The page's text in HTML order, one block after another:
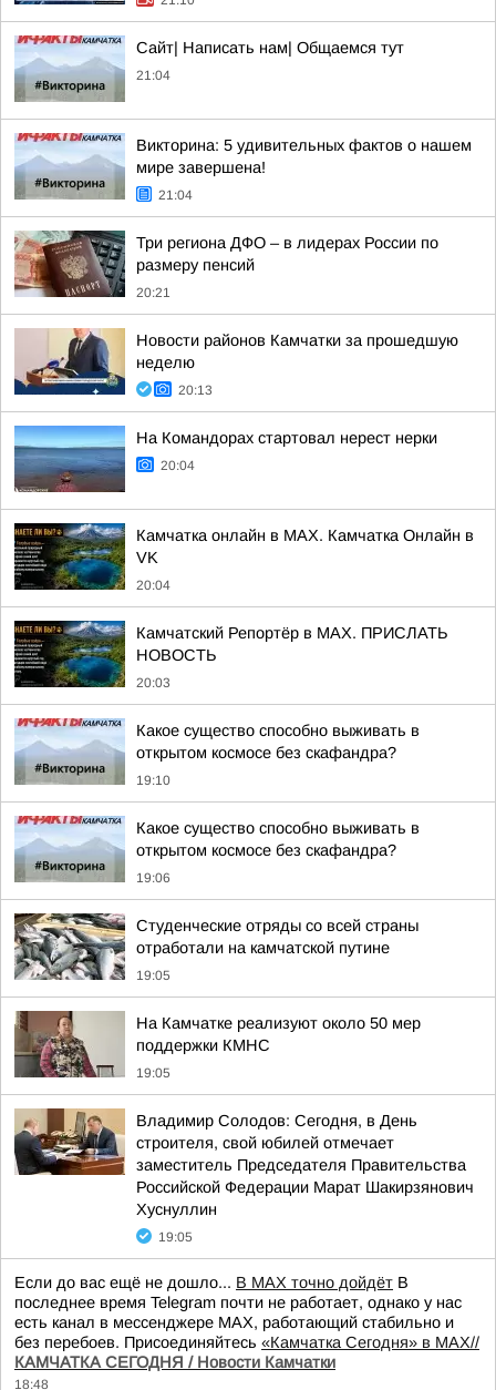
Сайт| Написать нам| Общаемся тут
21:04
Викторина: 5 удивительных фактов о нашем
мире завершена!
21:04
Три региона ДФО – в лидерах России по
размеру пенсий
20:21
Новости районов Камчатки за прошедшую
неделю
20:13
На Командорах стартовал нерест нерки
20:04
Камчатка онлайн в MAX. Камчатка Онлайн в
VK
20:04
Камчатский Репортёр в MAX. ПРИСЛАТЬ
НОВОСТЬ
20:03
Какое существо способно выживать в
открытом космосе без скафандра?
19:10
Какое существо способно выживать в
открытом космосе без скафандра?
19:06
Студенческие отряды со всей страны
отработали на камчатской путине
19:05
На Камчатке реализуют около 50 мер
поддержки КМНС
19:05
Владимир Солодов: Сегодня, в День
строителя, свой юбилей отмечает
заместитель Председателя Правительства
Российской Федерации Марат Шакирзянович
Хуснуллин
19:05
Если до вас ещё не дошло... В MAX точно дойдёт В
последнее время Telegram почти не работает, однако у нас
есть канал в мессенджере MAX, работающий стабильно и
без перебоев. Присоединяйтесь «Камчатка Сегодня» в MAX//
КАМЧАТКА СЕГОДНЯ / Новости Камчатки
18:48